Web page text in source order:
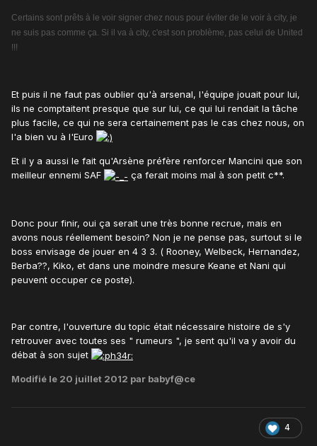
Certains sont prêts à le voir signer chez nous pour éviter de le voir à city, je
ne suis pas comme ça. Si il va à city, c'est son problème, pas celui de United
!!!
Et puis il ne faut pas oublier qu'à arsenal, l'équipe jouait pour lui,
ils ne comptaitent presque que sur lui, ce qui lui rendait la tâche
plus facile, ce qui ne sera certainement pas le cas chez nous, on
l'a bien vu à l'Euro
Et il y a aussi le fait qu'Arsène préfère renforcer Mancini que son
meilleur ennemi SAF
ça ferait moins mal à son petit c**.
Donc pour finir, oui ça serait une très bonne recrue, mais en
avons nous réellement besoin? Non je ne pense pas, surtout si le
boss envisage de jouer en 4 3 3. ( Rooney, Welbeck, Hernandez,
Berba??, Kiko, et dans une moindre mesure Keane et Nani qui
peuvent occuper ce poste).
Par contre, l'ouverture du topic était nécessaire histoire de s'y
retrouver avec toutes ses " rumeurs ", je sent qu'il va y avoir du
débat à son sujet
Modifié le 20 juillet 2012 par babyf@ce
4